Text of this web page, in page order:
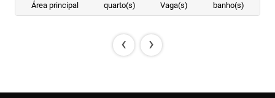
Área principal
quarto(s)
Vaga(s)
banho(s)
‹ ›